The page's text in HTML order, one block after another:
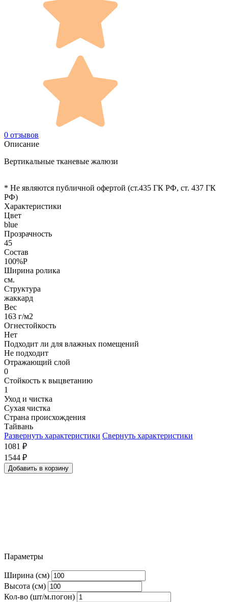
0 отзывов
Описание
Вертикальные тканевые жалюзи
* Не являются публичной офертой (ст.435 ГК РФ, cт. 437 ГК
РФ)
Характеристики
Цвет
blue
Прозрачность
45
Состав
100%P
Ширина ролика
см.
Структура
жаккард
Вес
163 г/м2
Огнестойкость
Нет
Подходит ли для влажных помещений
Не подходит
Отражающий слой
0
Стойкость к выцветанию
1
Уход и чистка
Сухая чистка
Страна происхождения
Тайвань
Развернуть характеристики Свернуть характеристики
1081 ₽
1544 ₽
Добавить в корзину
Параметры
Ширина (см)
Высота (см)
Кол-во (шт/м.погон)